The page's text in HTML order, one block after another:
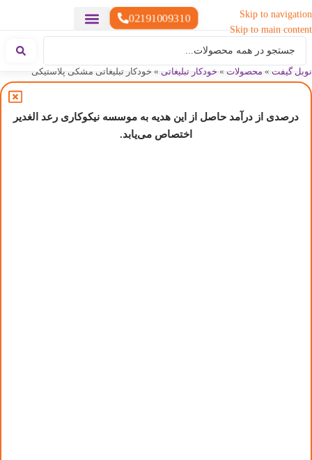
Skip to navigation
Skip to main content
02191009310
نوبل گیفت » محصولات » خودکار تبلیغاتی » خودکار تبلیغاتی مشکی پلاستیکی
درصدی از درآمد حاصل از این هدیه به موسسه نیکوکاری رعد الغدیر
اختصاص می‌یابد.